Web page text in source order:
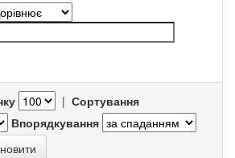
| Сортування
Впорядкування